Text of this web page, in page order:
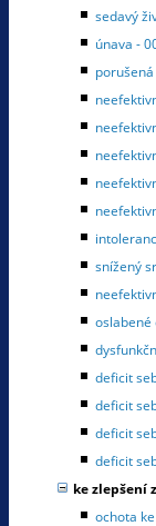
sedavý
únava -
snížený
oslabené
deficit
deficit
deficit
deficit
ke zlepšení
ochota